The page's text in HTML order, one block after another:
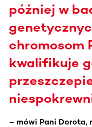
później w
chromosom
kwalifikuje
– mówi Pani Dorota,